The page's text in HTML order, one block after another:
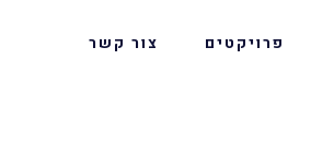
פרויקטים צור קשר